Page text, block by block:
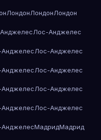
ЛондонЛондонЛондон
Лос-Анджелес
Лос-Анджелес
Лос-Анджелес
Лос-Анджелес
Лос-Анджелес
МадридМадрид